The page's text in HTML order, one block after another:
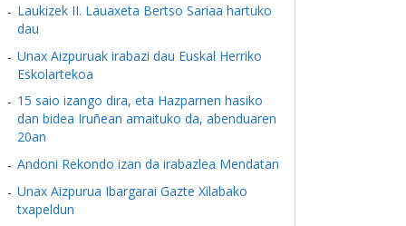
Laukizek II. Lauaxeta Bertso Sariaa hartuko
dau
Unax Aizpuruak irabazi dau Euskal Herriko
Eskolartekoa
15 saio izango dira, eta Hazparnen hasiko
dan bidea Iruñean amaituko da, abenduaren
20an
Andoni Rekondo izan da irabazlea Mendatan
Unax Aizpurua Ibargarai Gazte Xilabako
txapeldun